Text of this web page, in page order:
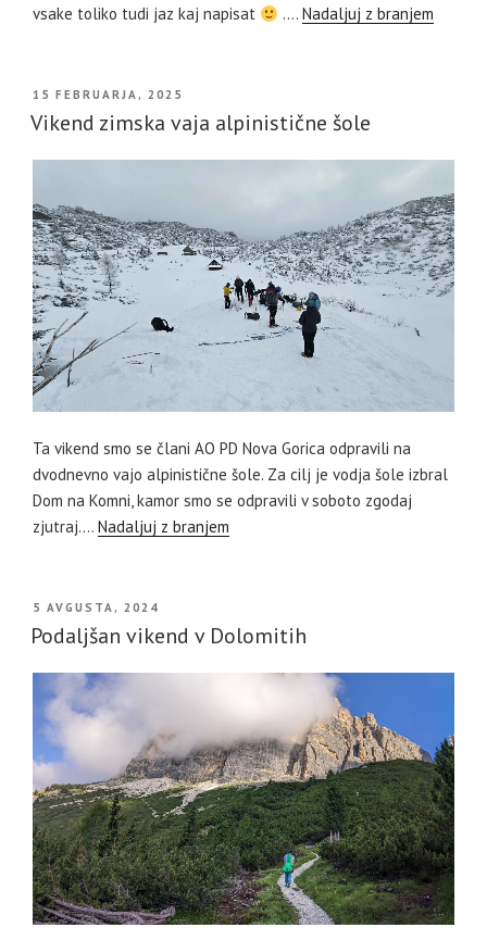
vsake toliko tudi jaz kaj napisat
.…Nadaljuj z branjem
OBJAVLJENO
DNE
15 FEBRUARJA, 2025
Vikend zimska vaja alpinistične šole
Ta vikend smo se člani AO PD Nova Gorica odpravili na
dvodnevno vajo alpinistične šole. Za cilj je vodja šole izbral
Dom na Komni, kamor smo se odpravili v soboto zgodaj
zjutraj.… Nadaljuj z branjem
OBJAVLJENO
DNE
5 AVGUSTA, 2024
Podaljšan vikend v Dolomitih